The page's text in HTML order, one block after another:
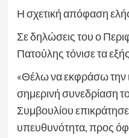
Η σχετική απόφαση
Σε δηλώσεις του ο
Πατούλης τόνισε τα
«Θέλω να εκφράσω την
σημερινή συνεδρίαση
Συμβουλίου
υπευθυνότητα, προς